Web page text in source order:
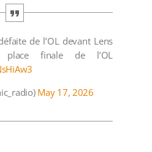
de l’OL devant Lens
finale de l’OL
May 17, 2026